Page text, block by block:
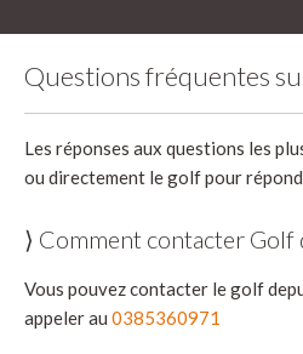
Questions fréquentes
Les réponses aux questions les
ou directement le golf pour
⟩ Comment contacter Golf
Vous pouvez contacter le golf
appeler au 0385360971